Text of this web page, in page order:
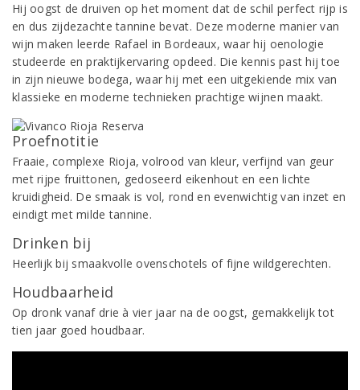
Hij oogst de druiven op het moment dat de schil perfect rijp is
en dus zijdezachte tannine bevat. Deze moderne manier van
wijn maken leerde Rafael in Bordeaux, waar hij oenologie
studeerde en praktijkervaring opdeed. Die kennis past hij toe
in zijn nieuwe bodega, waar hij met een uitgekiende mix van
klassieke en moderne technieken prachtige wijnen maakt.
Proefnotitie
Fraaie, complexe Rioja, volrood van kleur, verfijnd van geur
met rijpe fruittonen, gedoseerd eikenhout en een lichte
kruidigheid. De smaak is vol, rond en evenwichtig van inzet en
eindigt met milde tannine.
Drinken bij
Heerlijk bij smaakvolle ovenschotels of fijne wildgerechten.
Houdbaarheid
Op dronk vanaf drie à vier jaar na de oogst, gemakkelijk tot
tien jaar goed houdbaar.